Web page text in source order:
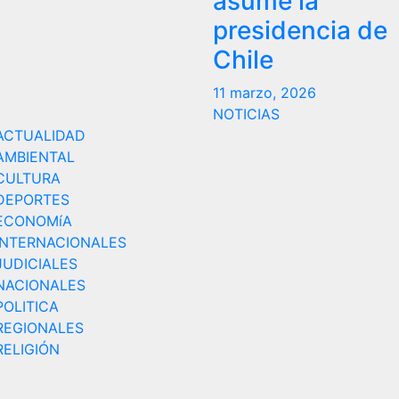
presidencia de
Chile
11 marzo, 2026
NOTICIAS